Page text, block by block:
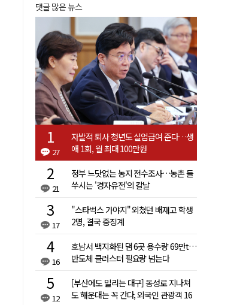
댓글 많은 뉴스
27
자발적 퇴사 청년도 실업급여 준다…생
애 1회, 월 최대 100만원
21
정부 느닷없는 농지 전수조사…농촌 들
쑤시는 '경자유전'의 칼날
17
"스타벅스 가야지" 외쳤던 배재고 학생
2명, 결국 중징계
16
호남서 백지화된 댐 6곳 용수량 69만t…
반도체 클러스터 필요량 넘는다
12
[부산에도 밀리는 대구] 동성로 지나쳐
도 해운대는 꼭 간다, 외국인 관광객 16